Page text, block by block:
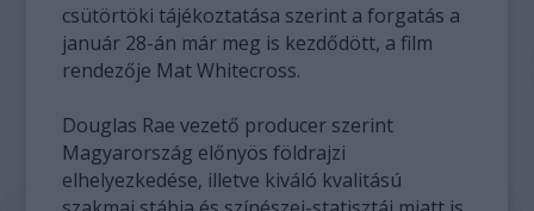
csütörtöki tájékoztatása szerint a forgatás a
január 28-án már meg is kezdődött, a film
rendezője Mat Whitecross.
Douglas Rae vezető producer szerint
Magyarország előnyös földrajzi
elhelyezkedése, illetve kiváló kvalitású